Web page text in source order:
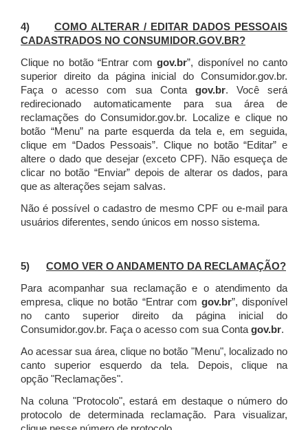
4) COMO ALTERAR / EDITAR DADOS PESSOAIS
CADASTRADOS NO CONSUMIDOR.GOV.BR?
Clique no botão “Entrar comgov.br”, disponível no canto
superior direito da página inicial do Consumidor.gov.br.
Faça o acesso com sua Conta gov.br. Você será
redirecionado automaticamente para sua área de
reclamações do Consumidor.gov.br.
Localize e clique no
botão “Menu” na parte esquerda da tela e, em seguida,
clique em “Dados Pessoais”. Clique no botão “Editar” e
altere o dado que desejar (exceto CPF). Não esqueça de
clicar no botão “Enviar” depois de alterar os dados, para
que as alterações sejam salvas.
Não é possível o cadastro de mesmo CPF ou e-mail para
usuários diferentes, sendo únicos em nosso sistema.
5) COMO VER O ANDAMENTO DA RECLAMAÇÃO?
Para acompanhar sua reclamação e o atendimento da
empresa, clique no botão “Entrar com gov.br”, disponível
no canto superior direito da página inicial do
Consumidor.gov.br. Faça o acesso com sua Contagov.br.
Ao acessar sua área, clique no botão "Menu", localizado no
canto superior esquerdo da tela. Depois, clique na
opção "Reclamações".
Na coluna "Protocolo", estará em destaque o número do
protocolo de determinada reclamação. Para visualizar,